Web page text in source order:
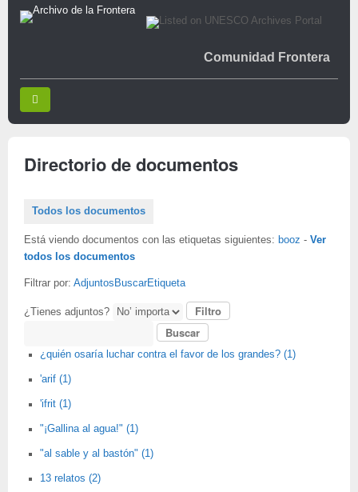
Comunidad Frontera
Directorio de documentos
Todos los documentos
Está viendo documentos con las etiquetas siguientes: booz - Ver
todos los documentos
Filtrar por: Adjuntos BuscarEtiqueta
¿Tienes adjuntos?
¿quién osaría luchar contra el favor de los grandes? (1)
'arif (1)
'ifrit (1)
"¡Gallina al agua!" (1)
"al sable y al bastón" (1)
13 relatos (2)